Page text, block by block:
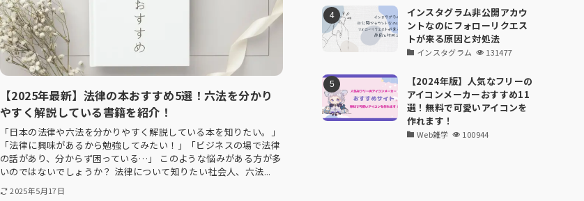
【2025年最新】法律の本おすすめ5選！六法を分かり
やすく解説している書籍を紹介！
「日本の法律や六法を分かりやすく解説している本を知りたい。」
「法律に興味があるから勉強してみたい！」「ビジネスの場で法律
の話があり、分からず困っている…」 このような悩みがある方が多
いのではないでしょうか？ 法律について知りたい社会人、六法...
2025年5月17日
インスタグラム非公開アカウ
ントなのにフォローリクエス
トが来る原因と対処法
インスタグラム 131477
【2024年版】人気なフリーの
アイコンメーカーおすすめ11
選！無料で可愛いアイコンを
作れます！
Web雑学 100944